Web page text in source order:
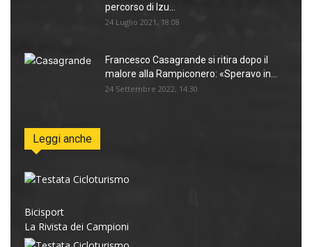
percorso di Izu...
24 Luglio 2021, 18:08
Francesco Casagrande si ritira dopo il
malore alla Rampiconero: «Speravo in...
24 Settembre 2022, 14:30
Leggi anche
Bicisport
La Rivista dei Campioni